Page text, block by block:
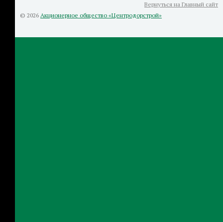
Вернуться на Главный сайт
© 2026 Акционерное общество «Центродорстрой»